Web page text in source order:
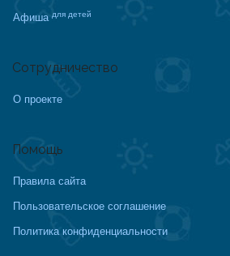
Афиша для детей
Сотрудничество
О проекте
Помощь
Правила сайта
Пользовательское соглашение
Политика конфиденциальности